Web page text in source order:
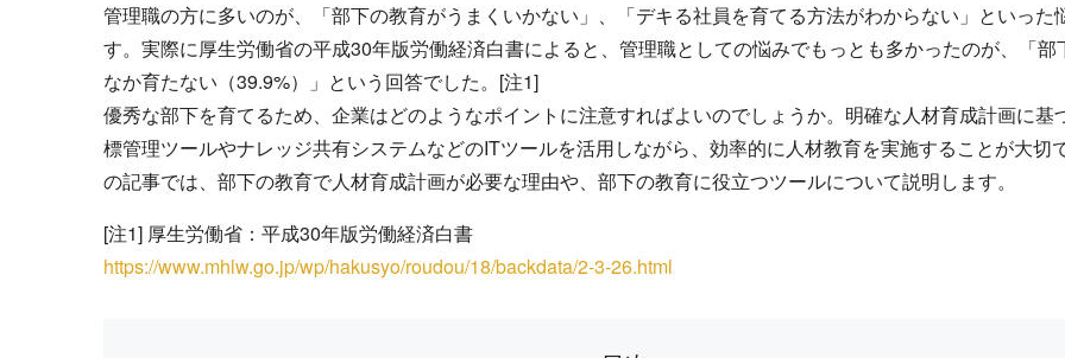
管理職の方に多いのが、「部下の教育がうまくいかない」、「デキる社員を育てる方法がわからない」といった
す。実際に厚生労働省の平成30年版労働経済白書によると、管理職としての悩みでもっとも多かったのが、「部
なか育たない（39.9%）」という回答でした。[注1]
優秀な部下を育てるため、企業はどのようなポイントに注意すればよいのでしょうか。明確な人材育成計画に基
標管理ツールやナレッジ共有システムなどのITツールを活用しながら、効率的に人材教育を実施することが大切
の記事では、部下の教育で人材育成計画が必要な理由や、部下の教育に役立つツールについて説明します。
[注1] 厚生労働省：平成30年版労働経済白書
https://www.mhlw.go.jp/wp/hakusyo/roudou/18/backdata/2-3-26.html